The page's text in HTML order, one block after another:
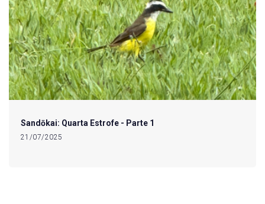
Sandōkai: Quarta Estrofe - Parte 1
21/07/2025